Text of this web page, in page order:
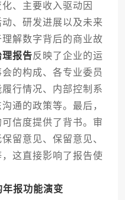
、主要收入驱动因
、研发进展以及未来
解数字背后的商业故
理报告反映了企业的运
的构成、各专业委员
行情况、内部控制系
通的政策等。最后，
信度提供了背书。审
留意见、保留意见、
这直接影响了报告使
报功能演变